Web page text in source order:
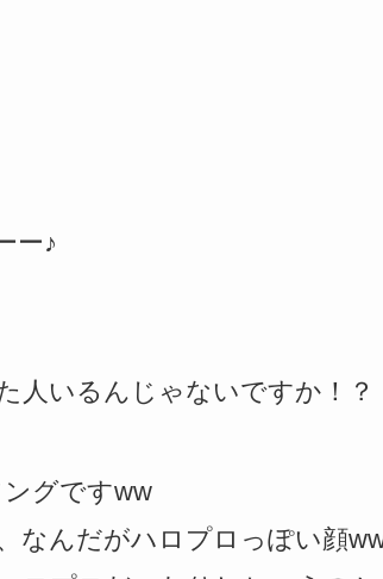
ー♪
人いるんじゃないですか！？
グですww
なんだがハロプロっぽい顔